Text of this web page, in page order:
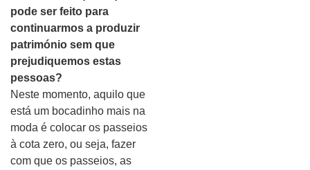
pode ser feito para
continuarmos a produzir
património sem que
prejudiquemos estas
pessoas?
Neste momento, aquilo que
está um bocadinho mais na
moda é colocar os passeios
à cota zero, ou seja, fazer
com que os passeios, as